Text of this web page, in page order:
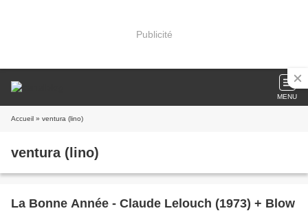
Publicité
MENU
Accueil » ventura (lino)
ventura (lino)
La Bonne Année - Claude Lelouch (1973) + Blow